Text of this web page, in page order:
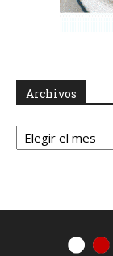
Archivos
Archivos